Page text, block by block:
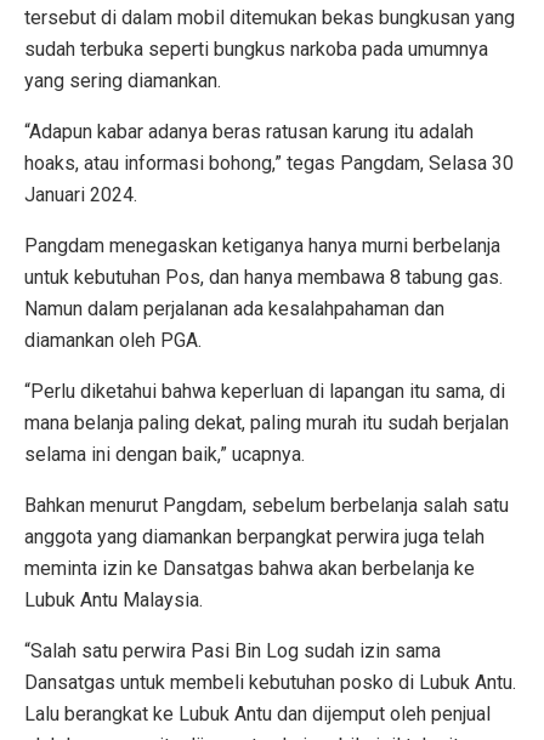
tersebut di dalam mobil ditemukan bekas bungkusan yang
sudah terbuka seperti bungkus narkoba pada umumnya
yang sering diamankan.
“Adapun kabar adanya beras ratusan karung itu adalah
hoaks, atau informasi bohong,” tegas Pangdam, Selasa 30
Januari 2024.
Pangdam menegaskan ketiganya hanya murni berbelanja
untuk kebutuhan Pos, dan hanya membawa 8 tabung gas.
Namun dalam perjalanan ada kesalahpahaman dan
diamankan oleh PGA.
“Perlu diketahui bahwa keperluan di lapangan itu sama, di
mana belanja paling dekat, paling murah itu sudah berjalan
selama ini dengan baik,” ucapnya.
Bahkan menurut Pangdam, sebelum berbelanja salah satu
anggota yang diamankan berpangkat perwira juga telah
meminta izin ke Dansatgas bahwa akan berbelanja ke
Lubuk Antu Malaysia.
“Salah satu perwira Pasi Bin Log sudah izin sama
Dansatgas untuk membeli kebutuhan posko di Lubuk Antu.
Lalu berangkat ke Lubuk Antu dan dijemput oleh penjual